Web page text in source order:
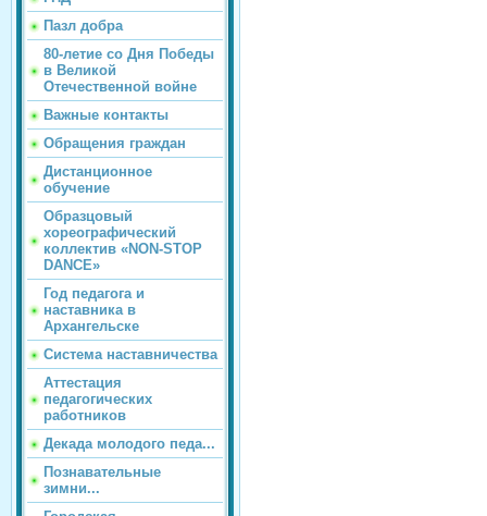
Пазл добра
80-летие со Дня Победы
в Великой
Отечественной войне
Важные контакты
Обращения граждан
Дистанционное
обучение
Образцовый
хореографический
коллектив «NON-STOP
DANCE»
Год педагога и
наставника в
Архангельске
Система наставничества
Аттестация
педагогических
работников
Декада молодого педа...
Познавательные
зимни...